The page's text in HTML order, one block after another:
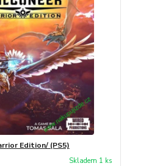
Edition/ (PS5)
Skladem 1 ks